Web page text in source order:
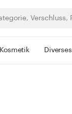
Kosmetik Diverses